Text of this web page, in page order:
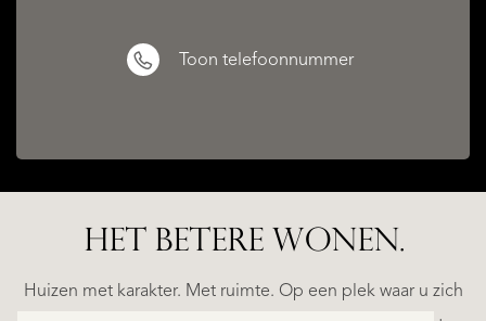
Toon telefoonnummer
HET BETERE WONEN.
Huizen met karakter. Met ruimte. Op een plek waar u zich
ALICANTE
RUAYA